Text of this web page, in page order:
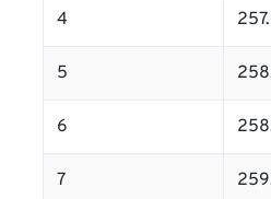
4
5
6
7